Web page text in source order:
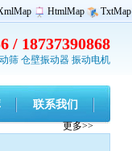
HtmlMap TxtMap
/ 18737390868
筛 仓壁振动器 振动电机
联系我们
更多>>